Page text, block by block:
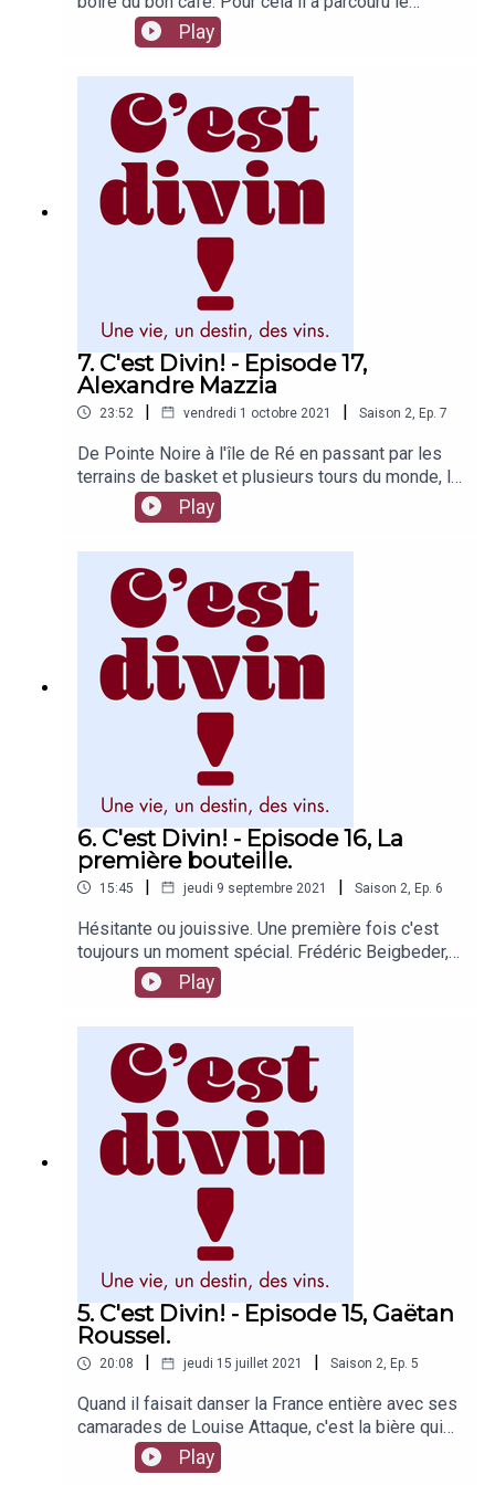
monde à la recherche des meilleurs terroirs,
rencontré les producteurs, goûté les crus les plus
méthodes de dégustation, S'il est devenu
torréfacteur, c'est d'ailleurs aussi par amour du
vin. Un épisode fort de café !
Play
7. C'est Divin! - Episode 17,
Alexandre Mazzia
23:52 | vendredi 1 octobre 2021 | Saison 2, Ep. 7
De Pointe Noire à l'île de Ré en passant par les
terrains de basket et plusieurs tours du monde, le
parcours d'Alexandre Mazzia a aiguisé sa
curiosité, développé sa créativité et façonné son
talent. Le voici désormais installé à Marseille à la
tête de son restaurant triplement étoilé. L'ancien
basketteur vient même d'être sacré chef de
l'année. Interview pétillante
Play
6. C'est Divin! - Episode 16, La
première bouteille.
15:45 | jeudi 9 septembre 2021 | Saison 2, Ep. 6
Hésitante ou jouissive. Une première fois c'est
toujours un moment spécial. Frédéric Beigbeder,
Manu Payet, Michel Sapin et les autres vous
racontent la leur dans ce best-of exceptionnel.
Play
5. C'est Divin! - Episode 15, Gaëtan
Roussel.
20:08 | jeudi 15 juillet 2021 | Saison 2, Ep. 5
Quand il faisait danser la France entière avec ses
camarades de Louise Attaque, c'est la bière qui
agrémentait ses tournées. Depuis qu'il a
embrassé une carrière à succès en solo, c'est le
Play